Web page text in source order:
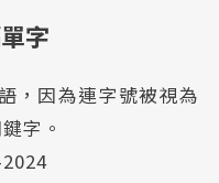
字
，因為連字號被視為
字。